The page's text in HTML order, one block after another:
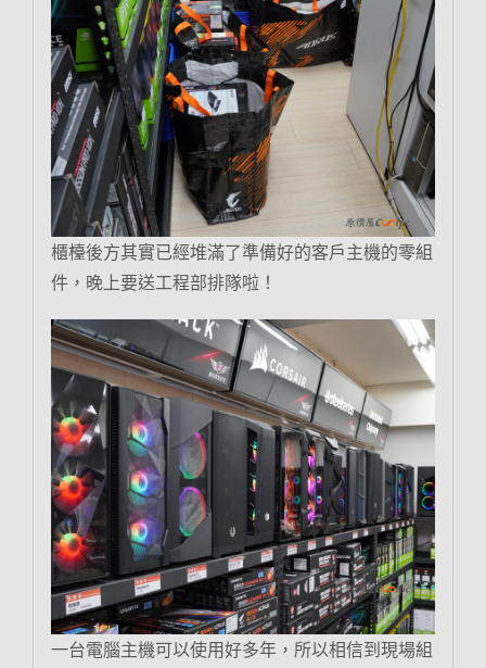
櫃檯後方其實已經堆滿了準備好的客戶主機的零組
件，晚上要送工程部排隊啦！
一台電腦主機可以使用好多年，所以相信到現場組